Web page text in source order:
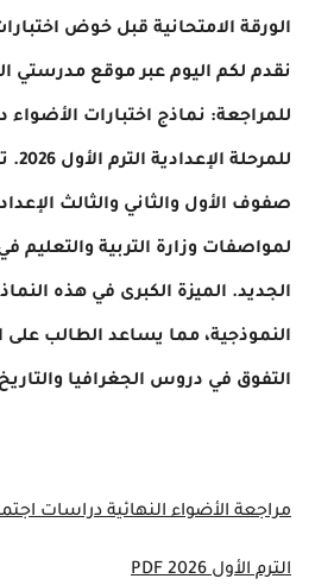
الورقة الامتحانية قبل خوض
نقدم لكم اليوم عبر موقع مدرستي
للمراجعة: نماذج اختبارات
صفوف الأول والثاني والثالث
لمواصفات وزارة التربية والتعليم
الجديد. الميزة الكبرى في هذه
النموذجية، مما يساعد الطالب على
التفوق في دروس الجغرافيا
مراجعة الأضواء النهائية دراسات
الترم الأول 2026 PDF